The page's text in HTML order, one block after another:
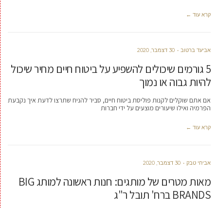
קרא עוד ←
אביעד ברטוב 30 דצמבר, 2020
5 גורמים שיכולים להשפיע על ביטוח חיים מחיר שיכול
להיות גבוה או נמוך
אם אתם שוקלים לקנות פוליסת ביטוח חיים, סביר להניח שתרצו לדעת איך נקבעת
הפרמיה ואילו שיעורים מוצעים על ידי חברות
קרא עוד ←
אביחי טבק 30 דצמבר, 2020
מאות מטרים של מותגים: חנות ראשונה למותג BIG
BRANDS ברח' תובל ר"ג